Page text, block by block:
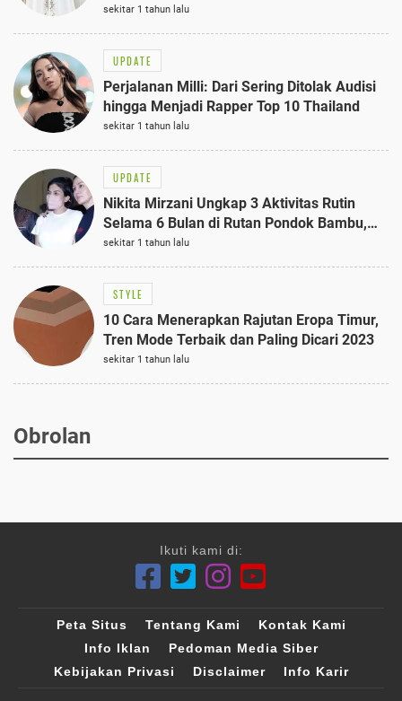
Semi-Formal
sekitar 1 tahun lalu
UPDATE
Perjalanan Milli: Dari Sering Ditolak Audisi
hingga Menjadi Rapper Top 10 Thailand
sekitar 1 tahun lalu
UPDATE
Nikita Mirzani Ungkap 3 Aktivitas Rutin
Selama 6 Bulan di Rutan Pondok Bambu,
Terungkap!
sekitar 1 tahun lalu
STYLE
10 Cara Menerapkan Rajutan Eropa Timur,
Tren Mode Terbaik dan Paling Dicari 2023
sekitar 1 tahun lalu
Obrolan
Ikuti kami di:
Peta Situs Tentang Kami
Kontak Kami
Info Iklan
Pedoman Media Siber
Kebijakan Privasi
Disclaimer Info Karir